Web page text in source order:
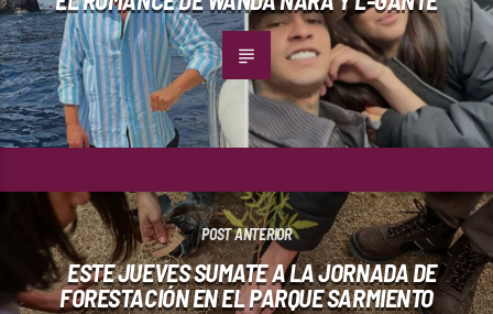
POST ANTERIOR
ESTE JUEVES SUMATE A LA JORNADA DE
FORESTACIÓN EN EL PARQUE SARMIENTO